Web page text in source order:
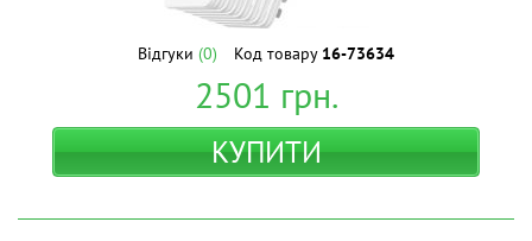
Відгуки (0) Код товару 16-73634
2501 грн.
КУПИТИ